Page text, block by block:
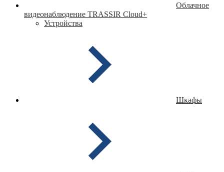
Облачное
видеонаблюдение TRASSIR Cloud+
Устройства
Шкафы